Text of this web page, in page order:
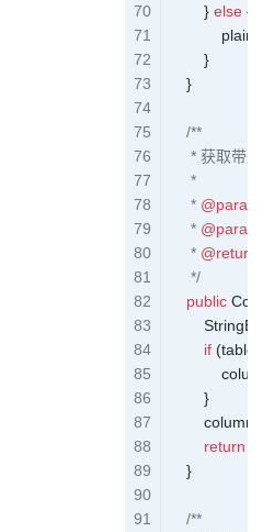
        }
else {
        }
    }
    /**
* 获取带别
     *
     *
@param
     *
@param
     *
@return
     */
    public
        if
(table
            column
        }
        column
        return
    }
    /**